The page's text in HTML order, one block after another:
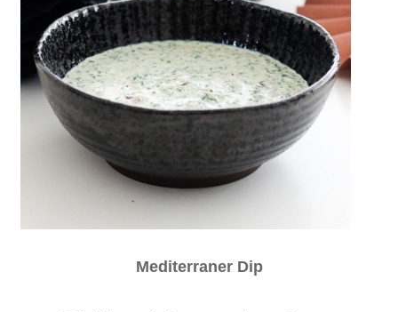
Mediterraner Dip